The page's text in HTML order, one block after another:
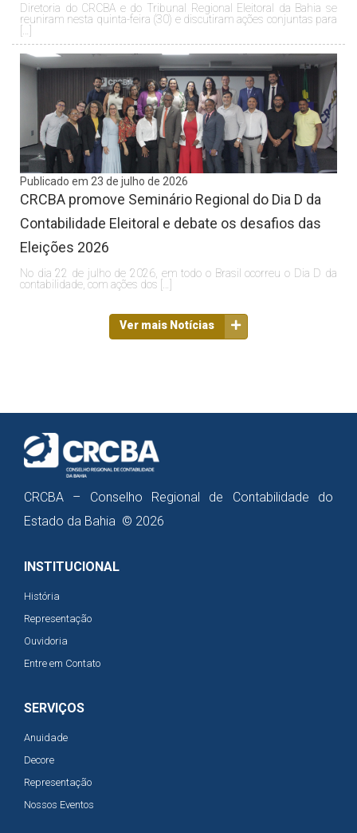
Diretoria do CRCBA e do Tribunal Regional Eleitoral da Bahia se
reuniram nesta quinta-feira (30) e discutiram ações conjuntas para
Publicado em 23 de julho de 2026
CRCBA promove Seminário Regional do Dia D da
Contabilidade Eleitoral e debate os desafios das
Eleições 2026
No dia 22 de julho de 2026, em todo o Brasil ocorreu o Dia D da
contabilidade, com ações dos […]
Ver mais Notícias
CRCBA – Conselho Regional de Contabilidade do
Estado da Bahia © 2026
INSTITUCIONAL
História
Representação
Ouvidoria
Entre em Contato
SERVIÇOS
Anuidade
Decore
Representação
Nossos Eventos